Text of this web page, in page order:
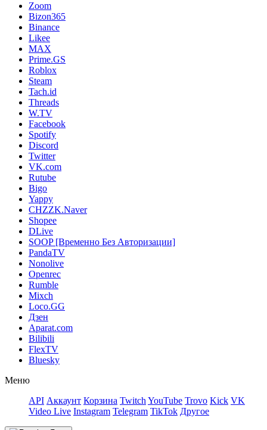
Zoom
Bizon365
Binance
Likee
MAX
Prime.GS
Roblox
Steam
Tach.id
Threads
W.TV
Facebook
Spotify
Discord
Twitter
VK.com
Rutube
Bigo
Yappy
CHZZK.Naver
Shopee
DLive
SOOP [Временно Без Авторизации]
PandaTV
Nonolive
Openrec
Rumble
Mixch
Loco.GG
Дзен
Aparat.com
Bilibili
FlexTV
Bluesky
Меню
API Аккаунт Корзина Twitch YouTube Trovo Kick VK
Video Live Instagram Telegram TikTok Другое